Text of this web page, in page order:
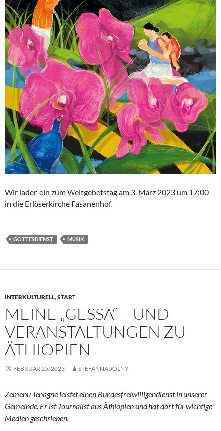
Wir laden ein zum Weltgebetstag am 3. März 2023 um 17:00
in die Erlöserkirche Fasanenhof.
GOTTESDIENST MUSIK
INTERKULTURELL,START
MEINE „GESSA“ – UND
VERANSTALTUNGEN ZU
ÄTHIOPIEN
FEBRUAR 25, 2023 STEFANNADOLNY
Zemenu Tenagne leistet einen Bundesfreiwilligendienst in unserer
Gemeinde. Er ist Journalist aus Äthiopien und hat dort für wichtige
Medien geschrieben.